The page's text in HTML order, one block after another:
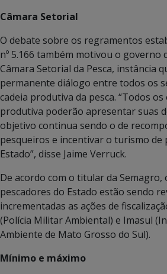
Câmara Setorial
O debate sobre os regramentos
nº 5.166 também motivou o governo
Câmara Setorial da Pesca, instância
permanente diálogo entre todos os
cadeia produtiva da pesca. “Todos os
produtiva poderão apresentar suas
objetivo continua sendo o de
pesqueiros e incentivar o turismo de
Estado”, disse Jaime Verruck.
De acordo com o titular da Semagro,
pescadores do Estado estão sendo
incrementadas as ações de
(Polícia Militar Ambiental) e Imasul
Ambiente de Mato Grosso do Sul).
Mínimo e máximo